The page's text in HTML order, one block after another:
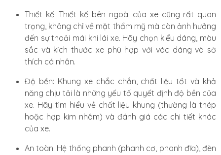
Thiết kế: Thiết kế bên ngoài của xe cũng rất quan
trọng, không chỉ về mặt thẩm mỹ mà còn ảnh hưởng
đến sự thoải mái khi lái xe. Hãy chọn kiểu dáng, màu
sắc và kích thước xe phù hợp với vóc dáng và sở
thích cá nhân.
Độ bền: Khung xe chắc chắn, chất liệu tốt và khả
năng chịu tải là những yếu tố quyết định độ bền của
xe. Hãy tìm hiểu về chất liệu khung (thường là thép
hoặc hợp kim nhôm) và đánh giá các chi tiết khác
của xe.
An toàn: Hệ thống phanh (phanh cơ, phanh đĩa), đèn